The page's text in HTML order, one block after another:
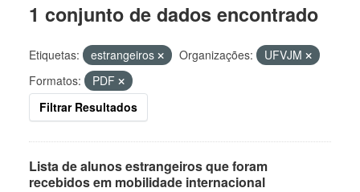
1 conjunto de dados encontrado
Etiquetas: estrangeiros Organizações:
UFVJM
Formatos:
PDF
Filtrar Resultados
Lista de alunos estrangeiros que foram
recebidos em mobilidade internacional